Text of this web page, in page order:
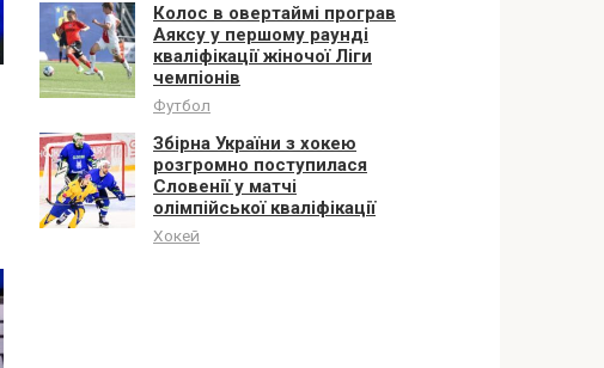
Колос в овертаймі програв
Аяксу у першому раунді
кваліфікації жіночої Ліги
чемпіонів
Футбол
Збірна України з хокею
розгромно поступилася
Словенії у матчі
олімпійської кваліфікації
Хокей